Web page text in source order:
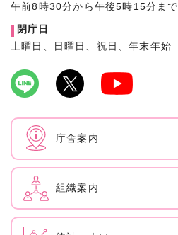
午前8時30分から午後5時15分まで
閉庁日
土曜日、日曜日、祝日、年末年始
庁舎案内
組織案内